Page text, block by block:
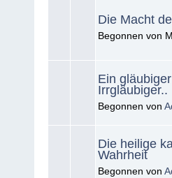
Die Macht
Begonnen von
Ein
Irrgläubiger..
Begonnen von
Die heilige
Wahrheit
Begonnen von